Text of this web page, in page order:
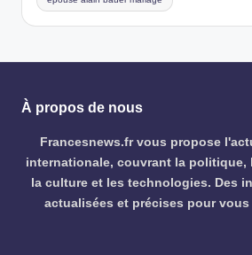
À propos de nous
Francesnews.fr vous propose
internationale, couvrant la politique,
la culture et les technologies. Des
actualisées et précises pour